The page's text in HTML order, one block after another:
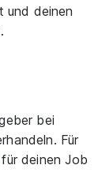
und deinen
bei
Für
deinen Job